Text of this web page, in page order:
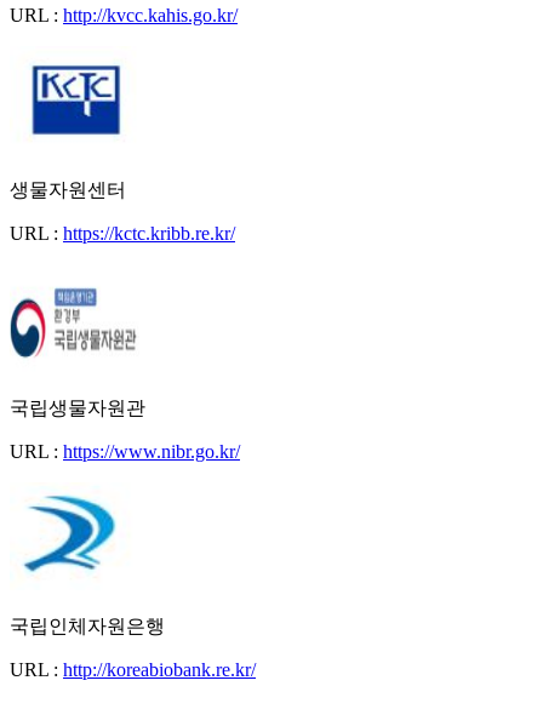
URL : http://kvcc.kahis.go.kr/
생물자원센터
URL : https://kctc.kribb.re.kr/
국립생물자원관
URL : https://www.nibr.go.kr/
국립인체자원은행
URL : http://koreabiobank.re.kr/